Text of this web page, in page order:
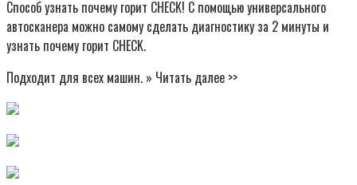
Способ узнать почему горит CHECK! С помощью универсального
автосканера можно самому сделать диагностику за 2 минуты и
узнать почему горит CHECK.
Подходит для всех машин. » Читать далее >>